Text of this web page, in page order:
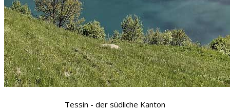
Tessin - der südliche Kanton